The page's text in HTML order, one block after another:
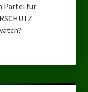
Partei für